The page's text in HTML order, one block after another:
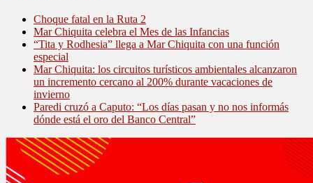
Choque fatal en la Ruta 2
Mar Chiquita celebra el Mes de las Infancias
“Tita y Rodhesia” llega a Mar Chiquita con una función
especial
Mar Chiquita: los circuitos turísticos ambientales alcanzaron
un incremento cercano al 200% durante vacaciones de
invierno
Paredi cruzó a Caputo: “Los días pasan y no nos informás
dónde está el oro del Banco Central”